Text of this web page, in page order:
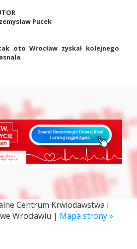
Pucek
oto Wrocław zyskał kolejnego
Centrum Krwiodawstwa i
Wrocławiu | Mapa strony »